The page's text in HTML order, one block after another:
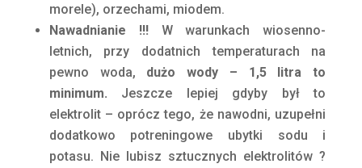
morele), orzechami, miodem.
Nawadnianie !!! W warunkach wiosenno-
letnich, przy dodatnich temperaturach na
pewno woda, dużo wody – 1,5 litra to
minimum. Jeszcze lepiej gdyby był to
elektrolit – oprócz tego, że nawodni, uzupełni
dodatkowo potreningowe ubytki sodu i
potasu. Nie lubisz sztucznych elektrolitów ?